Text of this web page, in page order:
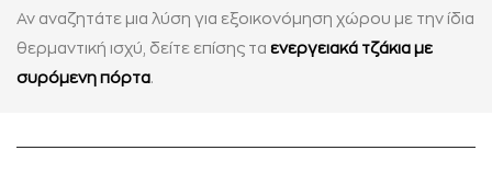
Αν αναζητάτε μια λύση για εξοικονόμηση χώρου με την ίδια
θερμαντική ισχύ, δείτε επίσης τα ενεργειακά τζάκια με
συρόμενη πόρτα.